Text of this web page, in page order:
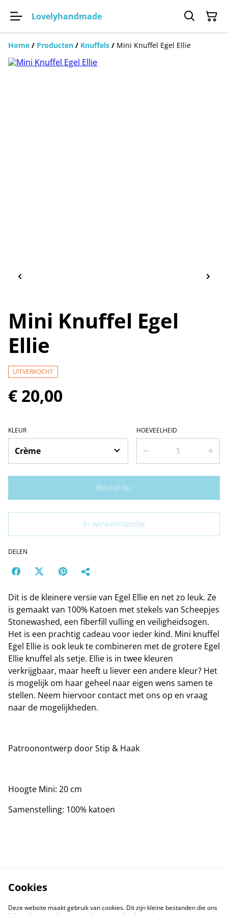
Lovelyhandmade
Home / Producten / Knuffels / Mini Knuffel Egel Ellie
Mini Knuffel Egel
Ellie
UITVERKOCHT
€ 20,00
KLEUR HOEVEELHEID
Bestel nu
In winkelmandje
DELEN
Dit is de kleinere versie van Egel Ellie en net zo leuk. Ze
is gemaakt van 100% Katoen met stekels van Scheepjes
Stonewashed, een fiberfill vulling en veiligheidsogen.
Het is een prachtig cadeau voor ieder kind. Mini knuffel
Egel Ellie is ook leuk te combineren met de grotere Egel
Ellie knuffel als setje. Ellie is in twee kleuren
verkrijgbaar, maar heeft u liever een andere kleur? Het
is mogelijk om haar geheel naar eigen wens samen te
stellen. Neem hiervoor contact met ons op en vraag
naar de mogelijkheden.
Patroonontwerp door Stip & Haak
Hoogte Mini: 20 cm
Samenstelling: 100% katoen
Cookies
Deze website maakt gebruik van cookies. Dit zijn kleine bestanden die ons